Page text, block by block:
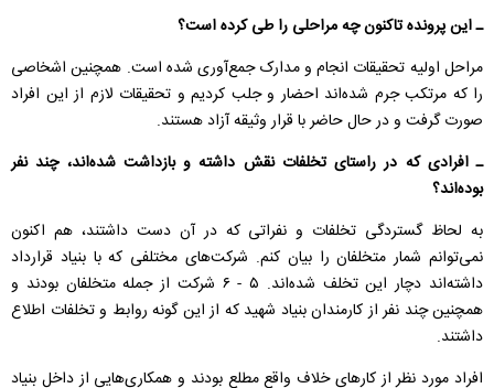
ـ این پرونده تاکنون چه مراحلی را طی کرده است؟
مراحل اولیه تحقیقات انجام و مدارک جمع‌آوری شده است. همچنین اشخاصی
را که مرتکب جرم شده‌اند احضار و جلب کردیم و تحقیقات لازم از این افراد
صورت گرفت و در حال حاضر با قرار وثیقه آزاد هستند.
ـ افرادی که در راستای تخلفات نقش داشته و بازداشت شده‌اند، چند نفر
بوده‌اند؟
به لحاظ گستردگی تخلفات و نفراتی که در آن دست داشتند، هم اکنون
نمی‌توانم شمار متخلفان را بیان کنم. شرکت‌های مختلفی که با بنیاد قرارداد
داشته‌اند دچار این تخلف شده‌اند. ۵ - ۶ شرکت از جمله متخلفان بودند و
همچنین چند نفر از کارمندان بنیاد شهید که از این گونه روابط و تخلفات اطلاع
داشتند.
افراد مورد نظر از کارهای خلاف واقع مطلع بودند و همکاری‌هایی از داخل بنیاد